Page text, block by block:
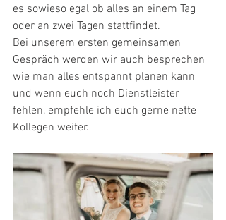
es sowieso egal ob alles an einem Tag
oder an zwei Tagen stattfindet.
Bei unserem ersten gemeinsamen
Gespräch werden wir auch besprechen
wie man alles entspannt planen kann
und wenn euch noch Dienstleister
fehlen, empfehle ich euch gerne nette
Kollegen weiter.